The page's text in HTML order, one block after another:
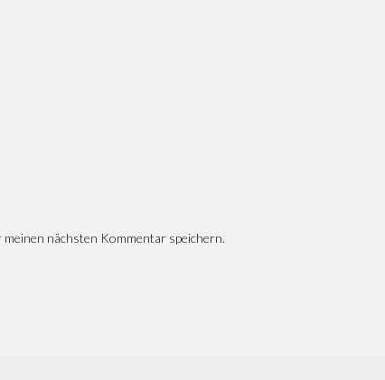
nächsten Kommentar speichern.